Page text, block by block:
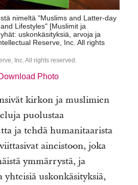
nimeltä "Muslims and Latter-day
Lifestyles" [Muslimit ja
uskonkäsityksiä, arvoja ja
Reserve, Inc. All rights
Inc. All rights reserved.
Photo
kirkon ja muslimien
puolustaa
ja tehdä humanitaarista
aineistoon, joka
ymmärrystä, ja
yhteisiä uskonkäsityksiä,